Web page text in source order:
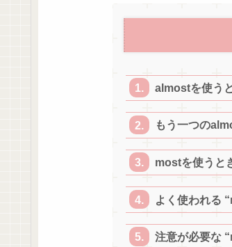
almostを使う
もう一つの
mostを使うと
よく使われる
注意が必要な